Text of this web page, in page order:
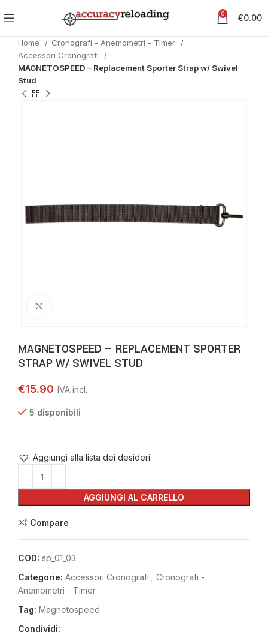
0 €0.00
Home
Cronografi - Anemometri - Timer
Accessori Cronografi
MAGNETOSPEED – Replacement Sporter Strap w/ Swivel
Stud
MAGNETOSPEED – REPLACEMENT SPORTER
STRAP W/ SWIVEL STUD
€15.90
5 disponibili
AGGIUNGI AL CARRELLO
Aggiungi alla lista dei desideri
Compare
COD: sp_01_03
Categorie: Accessori Cronografi
Cronografi -
Anemometri - Timer
Tag: Magnetospeed
Condividi: